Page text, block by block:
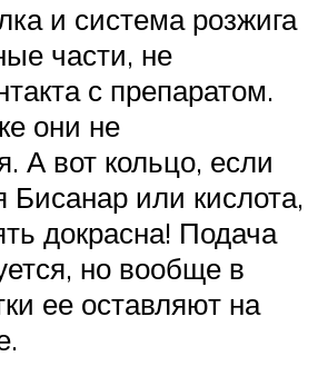
и система розжига
части, не
с препаратом.
они не
А вот кольцо, если
Бисанар или кислота,
докрасна! Подача
но вообще в
ее оставляют на